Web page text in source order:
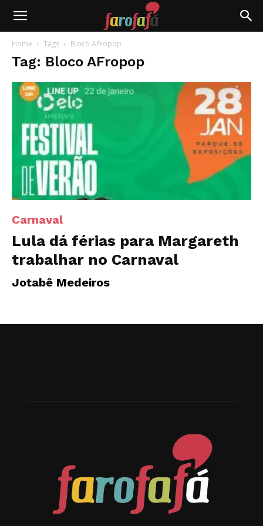
Farofafá
Home Tags Bloco AFropop
Tag: Bloco AFropop
Carnaval
Lula dá férias para Margareth
trabalhar no Carnaval
Jotabê Medeiros